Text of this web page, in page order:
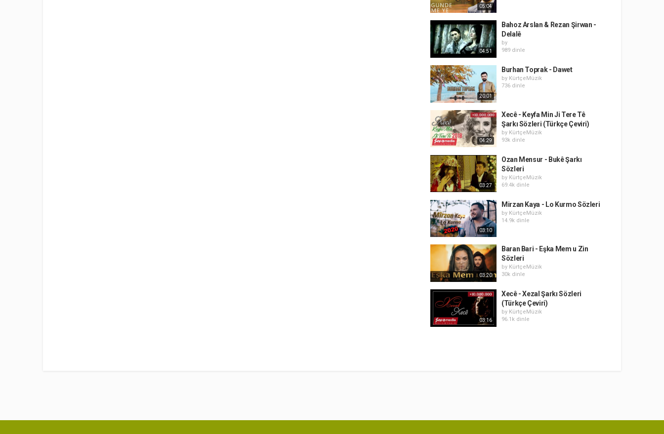
05:04
04:51
Bahoz Arslan & Rezan Şirwan -
Delalê
by
989 dinle
20:01
Burhan Toprak - Dawet
by KürtçeMüzik
736 dinle
04:29
Xecê - Keyfa Min Ji Tere Tê
Şarkı Sözleri (Türkçe Çeviri)
by KürtçeMüzik
93k dinle
03:27
Ozan Mensur - Bukê Şarkı
Sözleri
by KürtçeMüzik
69.4k dinle
03:10
Mirzan Kaya - Lo Kurmo Sözleri
by KürtçeMüzik
14.9k dinle
03:20
Baran Bari - Eşka Mem u Zin
Sözleri
by KürtçeMüzik
30k dinle
03:16
Xecê - Xezal Şarkı Sözleri
(Türkçe Çeviri)
by KürtçeMüzik
96.1k dinle